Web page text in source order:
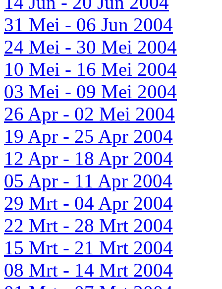
31 Mei - 06 Jun 2004
24 Mei - 30 Mei 2004
10 Mei - 16 Mei 2004
03 Mei - 09 Mei 2004
26 Apr - 02 Mei 2004
19 Apr - 25 Apr 2004
12 Apr - 18 Apr 2004
05 Apr - 11 Apr 2004
29 Mrt - 04 Apr 2004
22 Mrt - 28 Mrt 2004
15 Mrt - 21 Mrt 2004
08 Mrt - 14 Mrt 2004